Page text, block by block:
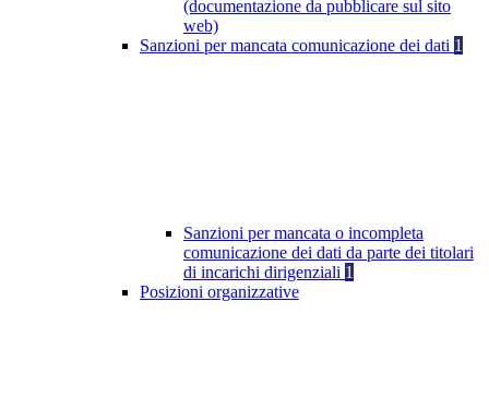
(documentazione da pubblicare sul sito
web)
Sanzioni per mancata comunicazione dei dati 1
Sanzioni per mancata o incompleta
comunicazione dei dati da parte dei titolari
di incarichi dirigenziali 1
Posizioni organizzative